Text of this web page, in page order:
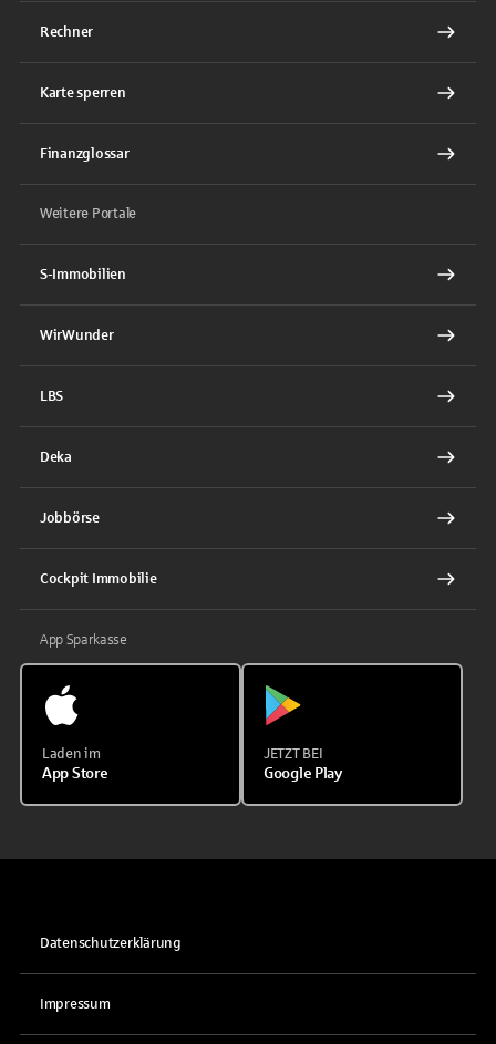
Rechner
Karte sperren
Finanzglossar
Weitere Portale
S-Immobilien
WirWunder
LBS
Deka
Jobbörse
Cockpit Immobilie
App Sparkasse
Laden im
App Store
JETZT BEI
Google Play
Datenschutzerklärung
Impressum